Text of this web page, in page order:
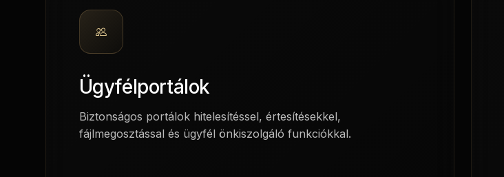
Ügyfélportálok
Biztonságos portálok hitelesítéssel, értesítésekkel,
fájlmegosztással és ügyfél önkiszolgáló funkciókkal.